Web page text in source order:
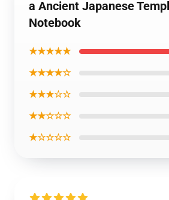
a Ancient Japanese
Notebook
★★★★★
★★★★☆
★★★☆☆
★★☆☆☆
★☆☆☆☆